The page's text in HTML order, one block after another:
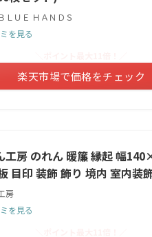
ＵＥ ＨＡＮＤＳ
を見る
楽天市場で価格をチェック
工房 のれん 暖簾 縁起 幅
目印 装飾 飾り 境内 室内装
房
を見る